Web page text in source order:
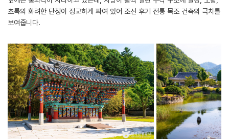
초록의 화려한 단청이 정교하게 짜여 있어 조선 후기 전통 목조 건축의 극치를
보여줍니다.